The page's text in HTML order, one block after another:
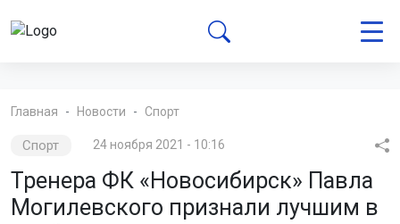
Главная Новости Спорт
Спорт 24 ноября 2021 - 10:16
Тренера ФК «Новосибирск» Павла
Могилевского признали лучшим в